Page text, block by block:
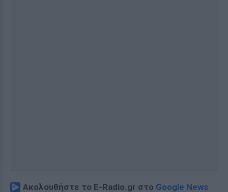
Ακολουθήστε το E-Radio.gr στο Google News